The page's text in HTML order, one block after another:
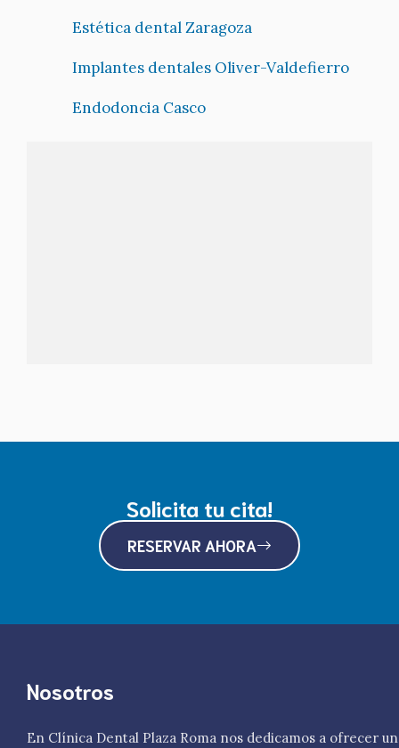
Estética dental Zaragoza
Implantes dentales Oliver-Valdefierro
Endodoncia Casco
Solicita tu cita!
RESERVAR AHORA
Nosotros
En Clínica Dental Plaza Roma nos dedicamos a ofrecer un